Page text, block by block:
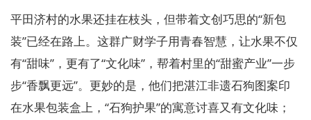
平田济村的水果还挂在枝头，但带着文创巧思的“新包
装”已经在路上。这群广财学子用青春智慧，让水果不仅
有“甜味”，更有了“文化味”，帮着村里的“甜蜜产业”一步
步“香飘更远”。更妙的是，他们把湛江非遗石狗图案印
在水果包装盒上，“石狗护果”的寓意讨喜又有文化味；